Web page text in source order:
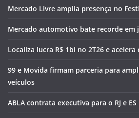
Mercado Livre amplia presença no
Mercado automotivo bate recorde em
Localiza lucra R$ 1bi no 2T26 e
99 e Movida firmam parceria para
veículos
ABLA contrata executiva para o RJ e ES